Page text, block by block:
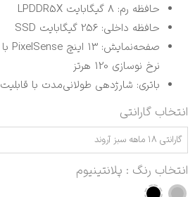
حافظه رم: 8 گیگابایت LPDDR5X
حافظه داخلی: 256 گیگابایت SSD
نرخ نوسازی 120 هرتز
باتری: شارژدهی طولانی‌مدت با قابلیت Fast Charging
انتخاب گارانتی
گارانتی ۱۸ ماهه سبز آروند
انتخاب رنگ : پلانتینیوم